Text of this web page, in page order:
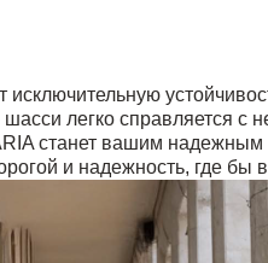
легко справляется
станет вашим надежным
и надежность, где бы